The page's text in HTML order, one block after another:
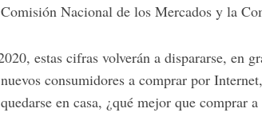
Nacional de los Mercados y la
estas cifras volverán a dispararse, en
consumidores a comprar por
en casa, ¿qué mejor que comprar